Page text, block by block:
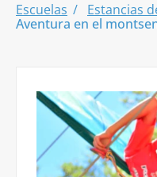
Escuelas
Estancias
Aventura en el